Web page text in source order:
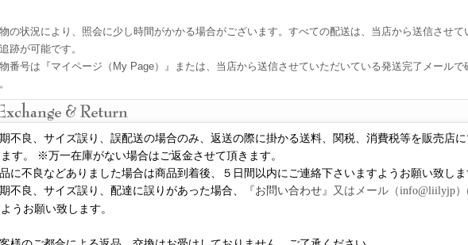
の状況により、照会に少し時間がかかる場合がございます。すべての配送は、当店から送信させて
跡が可能です。
番号は『マイページ（My Page）』または、当店から送信させていただいている発送完了メールで
不良、サイズ誤り、誤配送の場合のみ、返送の際に掛かる送料、関税、消費税等を販売店
す。 ※万一在庫がない場合はご返金させて頂きます。
に不良などありました場合は商品到着後、５日間以内にご連絡下さいますようお願い致しま
不良、サイズ誤り、配達に誤りがあった場合、 『お問い合わせ』 又はメール（info@liilyjp）
ようお願い致します。